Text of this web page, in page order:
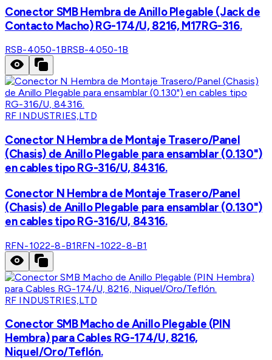
Conector SMB Hembra de Anillo Plegable (Jack de
Contacto Macho) RG-174/U, 8216, M17RG-316.
RSB-4050-1BRSB-4050-1B
RF INDUSTRIES,LTD
Conector N Hembra de Montaje Trasero/Panel
(Chasis) de Anillo Plegable para ensamblar (0.130")
en cables tipo RG-316/U, 84316.
Conector N Hembra de Montaje Trasero/Panel
(Chasis) de Anillo Plegable para ensamblar (0.130")
en cables tipo RG-316/U, 84316.
RFN-1022-8-B1RFN-1022-8-B1
RF INDUSTRIES,LTD
Conector SMB Macho de Anillo Plegable (PIN
Hembra) para Cables RG-174/U, 8216,
Niquel/Oro/Teflón.